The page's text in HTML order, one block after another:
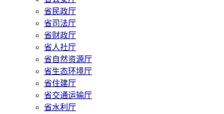
省民政厅
省司法厅
省财政厅
省人社厅
省自然资源厅
省生态环境厅
省住建厅
省交通运输厅
省水利厅